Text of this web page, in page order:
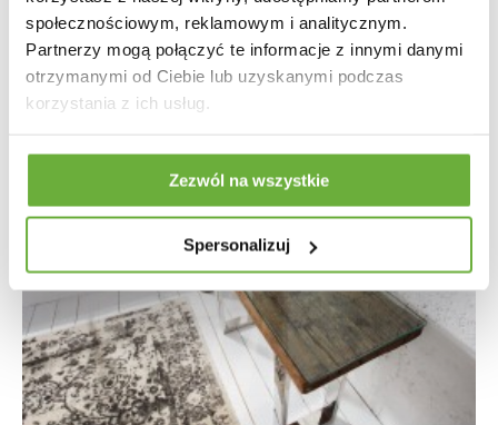
społecznościowym, reklamowym i analitycznym.
Partnerzy mogą połączyć te informacje z innymi danymi
otrzymanymi od Ciebie lub uzyskanymi podczas
korzystania z ich usług.
Zezwól na wszystkie
Spersonalizuj